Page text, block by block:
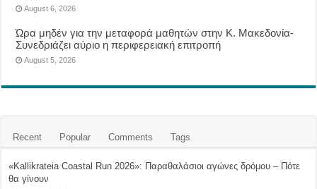
August 6, 2026
Ώρα μηδέν για την μεταφορά μαθητών στην Κ. Μακεδονία-
Συνεδριάζει αύριο η περιφερειακή επιτροπή
August 5, 2026
Recent Popular Comments Tags
«Kallikrateia Coastal Run 2026»: Παραθαλάσιοι αγώνες δρόμου – Πότε
θα γίνουν